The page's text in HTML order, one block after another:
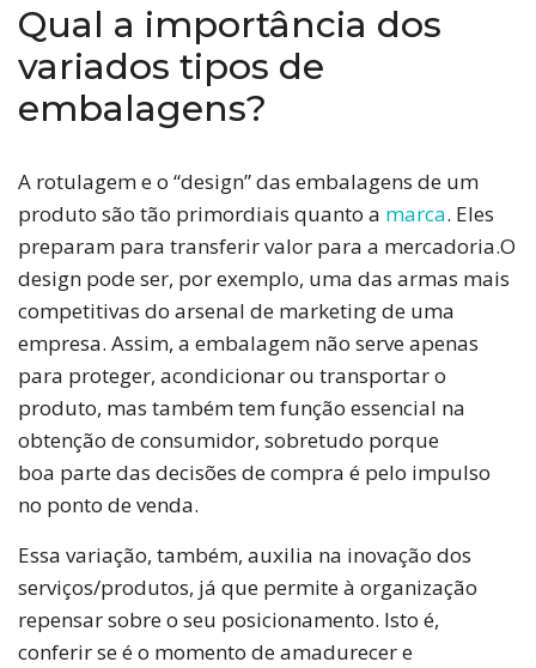
Qual a importância dos
variados tipos de
embalagens?
A rotulagem e o “design” das embalagens de um
produto são tão primordiais quanto a marca. Eles
preparam para transferir valor para a mercadoria.O
design pode ser, por exemplo, uma das armas mais
competitivas do arsenal de marketing de uma
empresa. Assim, a embalagem não serve apenas
para proteger, acondicionar ou transportar o
produto, mas também tem função essencial na
obtenção de consumidor, sobretudo porque
boa parte das decisões de compra é pelo impulso
no ponto de venda.
Essa variação, também, auxilia na inovação dos
serviços/produtos, já que permite à organização
repensar sobre o seu posicionamento. Isto é,
conferir se é o momento de amadurecer e